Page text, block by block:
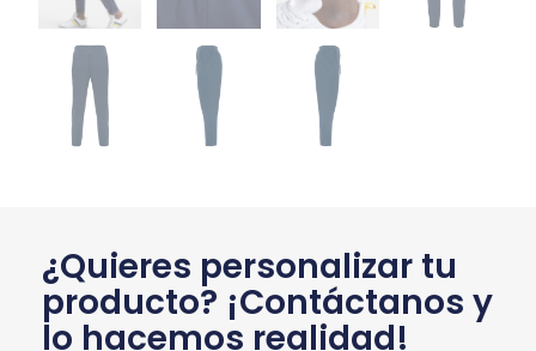
¿Quieres personalizar tu
producto? ¡Contáctanos y
lo hacemos realidad!